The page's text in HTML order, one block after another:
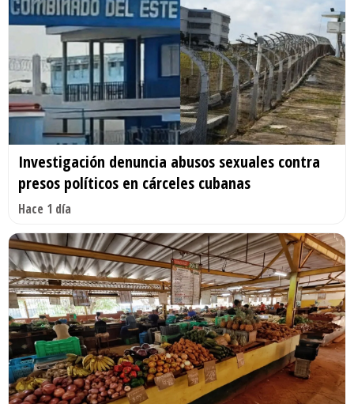
Investigación denuncia abusos sexuales contra
presos políticos en cárceles cubanas
Hace 1 día